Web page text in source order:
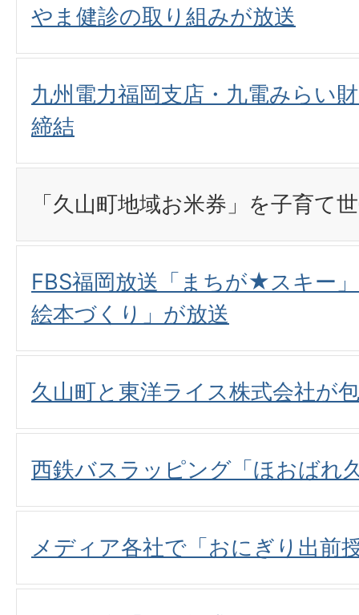
やま健診の取り組みが放送
九州電力福岡支店・九電みらい
締結
「久山町地域お米券」を子育て
FBS福岡放送「まちが★スキー
絵本づくり」が放送
久山町と東洋ライス株式会社が
西鉄バスラッピング「ほおばれ
メディア各社で「おにぎり出前